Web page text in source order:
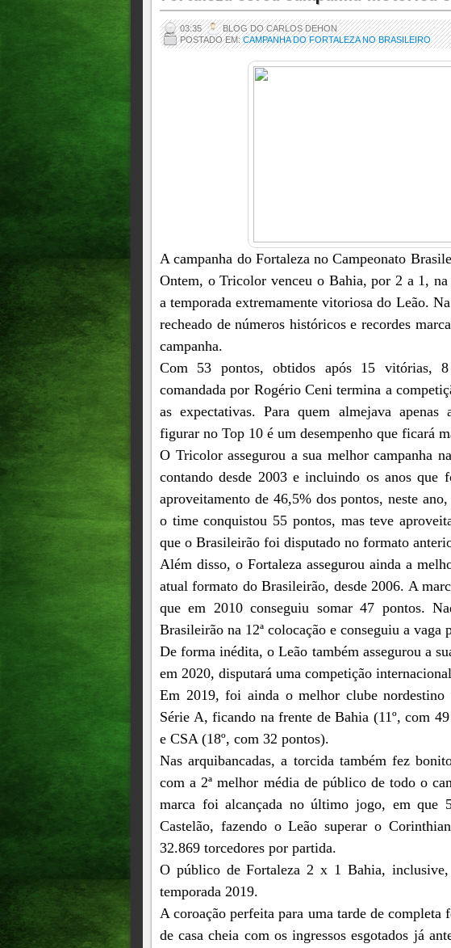
03:35
BLOG DO CARLOS DEHON
POSTADO EM:CAMPANHA DO FORTALEZA NO BRASILEIRO
A campanha do Fortaleza no Campeonato
Ontem, o Tricolor venceu o Bahia, por 2 a 1,
a temporada extremamente vitoriosa do Leão.
recheado de números históricos e recordes
campanha.
Com 53 pontos, obtidos após 15 vitórias,
comandada por Rogério Ceni termina a
as expectativas. Para quem almejava
figurar no Top 10 é um desempenho que ficará
O Tricolor assegurou a sua melhor campanha
contando desde 2003 e incluindo os anos que
aproveitamento de 46,5% dos pontos, neste
o time conquistou 55 pontos, mas teve
que o Brasileirão foi disputado no formato
Além disso, o Fortaleza assegurou ainda a
atual formato do Brasileirão, desde 2006. A
que em 2010 conseguiu somar 47 pontos.
Brasileirão na 12ª colocação e conseguiu a vaga
De forma inédita, o Leão também assegurou a
em 2020, disputará uma competição
Em 2019, foi ainda o melhor clube nordestino
Série A, ficando na frente de Bahia (11º, com
e CSA (18º, com 32 pontos).
Nas arquibancadas, a torcida também fez
com a 2ª melhor média de público de todo o
marca foi alcançada no último jogo, em que
Castelão, fazendo o Leão superar o
32.869 torcedores por partida.
O público de Fortaleza 2 x 1 Bahia,
temporada 2019.
A coroação perfeita para uma tarde de completa
de casa cheia com os ingressos esgotados já